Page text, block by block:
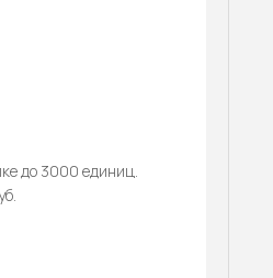
до 3000 единиц.